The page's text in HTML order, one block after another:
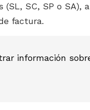
(SL, SC, SP o SA),
factura.
información